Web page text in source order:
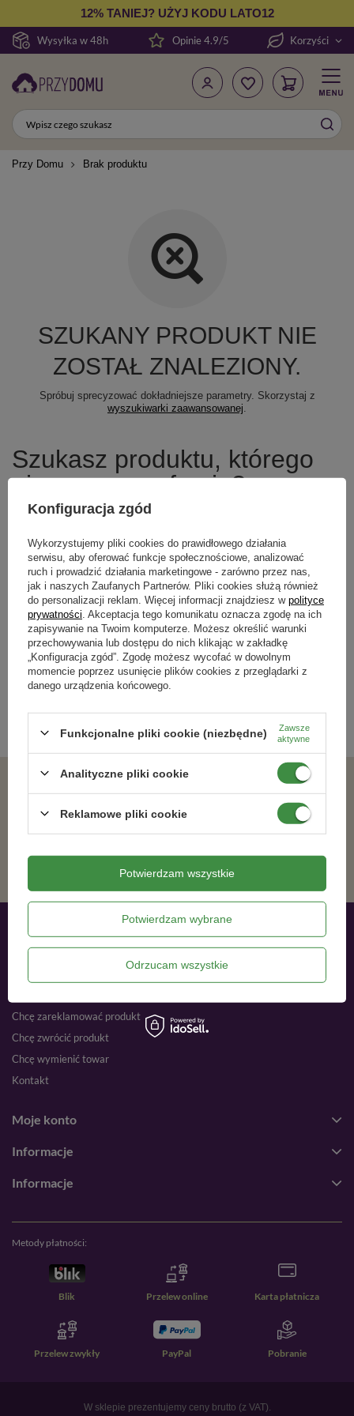
Wysyłka w 48h
12% TANIEJ? UŻYJ KODU LATO12
Opinie 4.9/5 Korzyści
Przy Domu Brak produktu
SZUKANY PRODUKT NIE
ZOSTAŁ ZNALEZIONY.
Spróbuj sprecyzować dokładniejsze parametry. Skorzystaj z
wyszukiwarki zaawansowanej.
Szukasz produktu, którego
nie mamy w ofercie?
Jeśli nie znalazłeś w naszej ofercie produktu, a chciałbyś kupić go w
przesłać nam opis szukanego przedmiotu. Aby móc to zrobić musisz
byćzalogowany.
Newsletter
Zapisz się do newslettera i bądź na
bieżąco z aktualnymi promocjami
Zgadzam się na otrzymywanie wiadomości marketingowych na podany adres e-mail oraz przetwarzanie danych osobowych zgodnie z
ZAPISZ SIĘ
Moje zamówienia
Chcę zareklamować produkt
Chcę zwrócić produkt
Chcę wymienić towar
Kontakt
Moje konto
Informacje
Informacje
Metody płatności:
Blik Przelew online Karta płatnicza
Przelew zwykły PayPal Pobranie
W sklepie prezentujemy ceny brutto (z VAT).
Konfiguracja zgód
Wykorzystujemy pliki cookies do prawidłowego działania
serwisu, aby oferować funkcje społecznościowe, analizować
ruch i prowadzić działania marketingowe - zarówno przez nas,
jak i naszych Zaufanych Partnerów. Pliki cookies służą również
do personalizacji reklam. Więcej informacji znajdziesz w polityce
prywatności . Akceptacja tego komunikatu oznacza zgodę na ich
zapisywanie na Twoim komputerze. Możesz określić warunki
przechowywania lub dostępu do nich klikając w zakładkę
„Konfiguracja zgód”. Zgodę możesz wycofać w dowolnym
momencie poprzez usunięcie plików cookies z przeglądarki z
danego urządzenia końcowego.
Funkcjonalne pliki cookie (niezbędne)
Zawsze
aktywne
Analityczne pliki cookie
Reklamowe pliki cookie
Potwierdzam wybrane
Odrzucam wszystkie
Potwierdzam wszystkie